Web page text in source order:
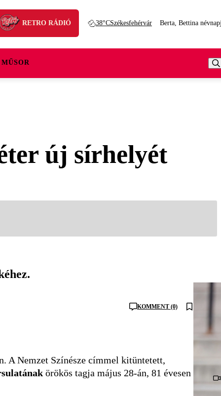
RETRO RÁDIÓ 38°CSzékesfehérvár Berta, Bettina
új sírhelyét
KOMMENT (0)
A Nemzet Színésze címmel kitüntetett,
örökös tagja május 28-án, 81 évesen